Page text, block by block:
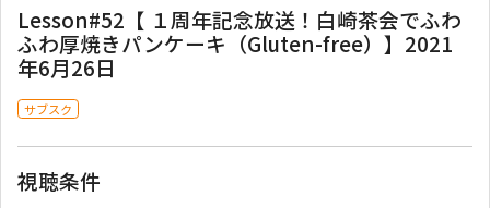
Lesson#52【 １周年記念放送！白崎茶会でふわ
ふわ厚焼きパンケーキ（Gluten-free）】2021
年6月26日
サブスク
視聴条件